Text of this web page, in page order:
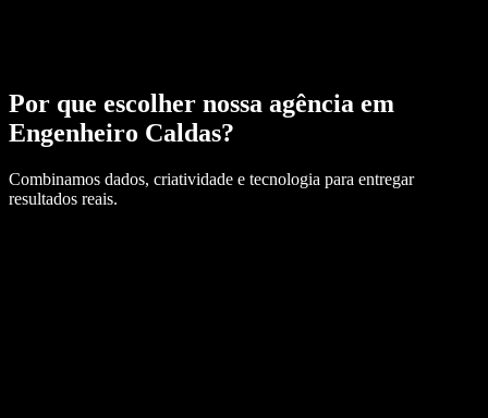
Por que escolher nossa agência em
Engenheiro Caldas?
Combinamos dados, criatividade e tecnologia para entregar
resultados reais.